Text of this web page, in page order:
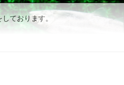
ております。